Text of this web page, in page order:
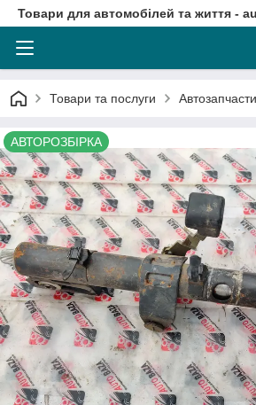
Товари для автомобілей та життя -
Товари та послуги
АВТОРОЗБІРКА